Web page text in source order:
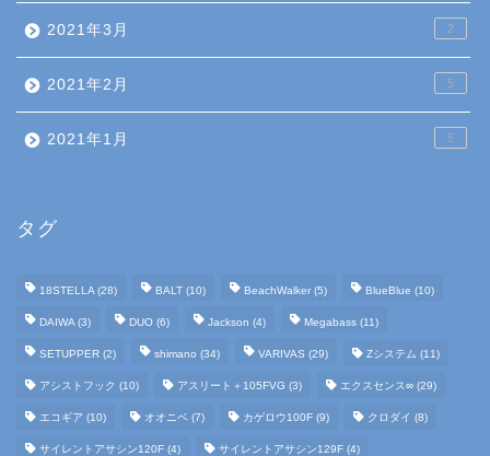
2021年3月 2
2021年2月 5
2021年1月 5
タグ
18STELLA (28) BALT (10) BeachWalker (5) BlueBlue (10)
DAIWA (3) DUO (6) Jackson (4) Megabass (11)
SETUPPER (2) shimano (34) VARIVAS (29) Zシステム (11)
アシストフック (10) アスリート＋105FVG (3) エクスセンス∞ (29)
エコギア (10) オオニベ (7) カゲロウ100F (9) クロダイ (8)
サイレントアサシン120F (4) サイレントアサシン129F (4)